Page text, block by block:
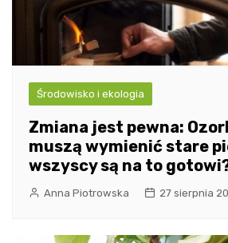
Środowisko i ekologia
Zmiana jest pewna:
muszą wymienić stare
wszyscy są na to
Anna Piotrowska 27 sierpnia